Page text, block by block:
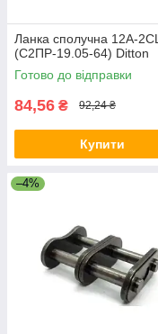
Ланка сполучна 12A-2CL
(С2ПР-19.05-64) Ditton
Готово до відправки
84,56 ₴ 92,24 ₴
Купити
–4%